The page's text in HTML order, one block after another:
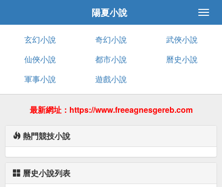
陽夏小說
玄幻小說 奇幻小說
武俠小說
仙俠小說
都市小說
曆史小說
軍事小說
遊戲小說
最新網址：https://www.freeagnesgereb.com
熱門競技小說
曆史小說列表